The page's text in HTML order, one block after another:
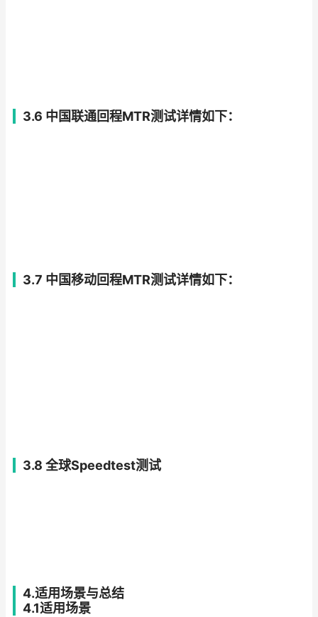
3.6 中国联通回程MTR测试详情如下：
3.7 中国移动回程MTR测试详情如下：
3.8 全球Speedtest测试
4.适用场景与总结
4.1适用场景